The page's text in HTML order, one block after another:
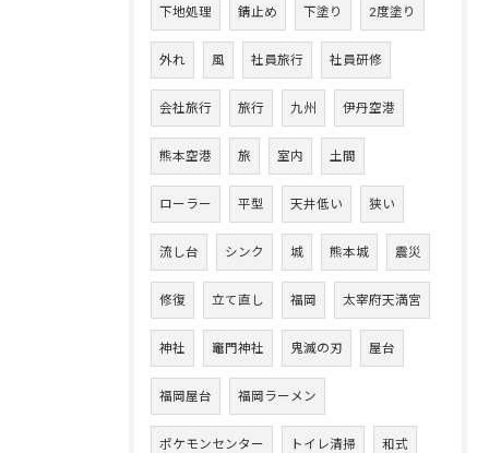
下地処理 錆止め 下塗り 2度塗り
外れ 風 社員旅行 社員研修
会社旅行 旅行 九州 伊丹空港
熊本空港 旅 室内 土間
ローラー 平型 天井低い 狭い
流し台 シンク 城 熊本城 震災
修復 立て直し 福岡 太宰府天満宮
神社 竈門神社 鬼滅の刃 屋台
福岡屋台 福岡ラーメン
ポケモンセンター トイレ清掃 和式